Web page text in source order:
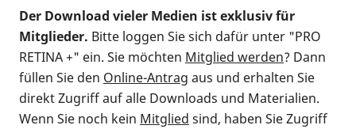
Der Download vieler Medien ist exklusiv für
Mitglieder. Bitte loggen Sie sich dafür unter "PRO
RETINA +" ein. Sie möchten Mitglied werden? Dann
füllen Sie den Online-Antrag aus und erhalten Sie
direkt Zugriff auf alle Downloads und Materialien.
Wenn Sie noch kein Mitglied sind, haben Sie Zugriff